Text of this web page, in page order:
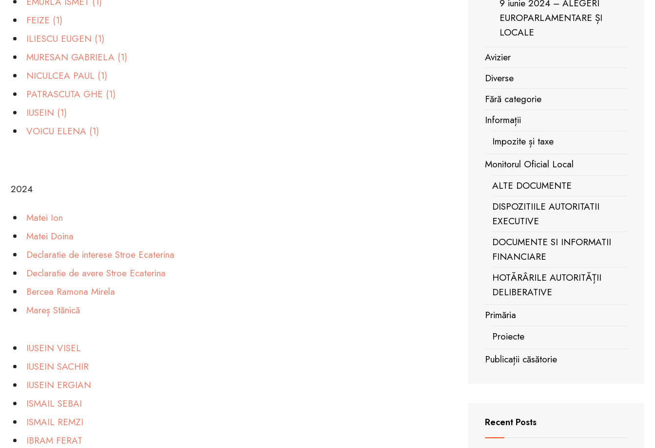
FEIZE (1)
ILIESCU EUGEN (1)
MURESAN GABRIELA (1)
NICULCEA PAUL (1)
PATRASCUTA GHE (1)
IUSEIN (1)
VOICU ELENA (1)
2024
Matei Ion
Matei Doina
Declaratie de interese Stroe Ecaterina
Declaratie de avere Stroe Ecaterina
Bercea Ramona Mirela
Mareș Stănică
IUSEIN VISEL
IUSEIN SACHIR
IUSEIN ERGIAN
ISMAIL SEBAI
ISMAIL REMZI
IBRAM FERAT
9 iunie 2024 – ALEGERI
EUROPARLAMENTARE ȘI
LOCALE
Avizier
Diverse
Fără categorie
Informații
Impozite și taxe
Monitorul Oficial Local
ALTE DOCUMENTE
DISPOZITIILE AUTORITATII
EXECUTIVE
DOCUMENTE SI INFORMATII
FINANCIARE
HOTĂRÂRILE AUTORITĂȚII
DELIBERATIVE
Primăria
Proiecte
Publicații căsătorie
Recent Posts